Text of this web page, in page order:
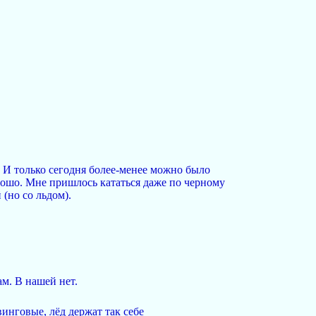
только сегодня более-менее можно было
Мне пришлось кататься даже по черному
(но со льдом).
В нашей нет.
лёд держат так себе